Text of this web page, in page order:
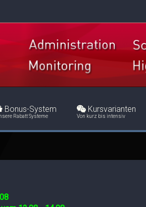
Bonus-System
Rabatt Systeme
Kursvarianten
Von kurz bis intensiv